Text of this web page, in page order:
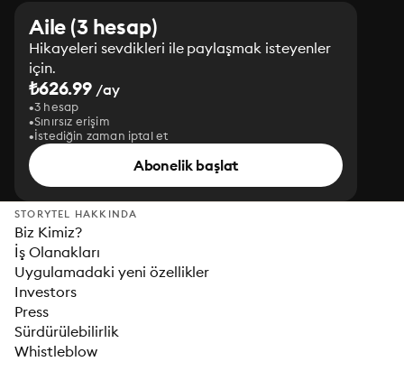
Aile (3 hesap)
Hikayeleri sevdikleri ile paylaşmak isteyenler
için.
₺626.99 /ay
3 hesap
Sınırsız erişim
İstediğin zaman iptal et
Abonelik başlat
STORYTEL HAKKINDA
Biz Kimiz?
İş Olanakları
Uygulamadaki yeni özellikler
Investors
Press
Sürdürülebilirlik
Whistleblow